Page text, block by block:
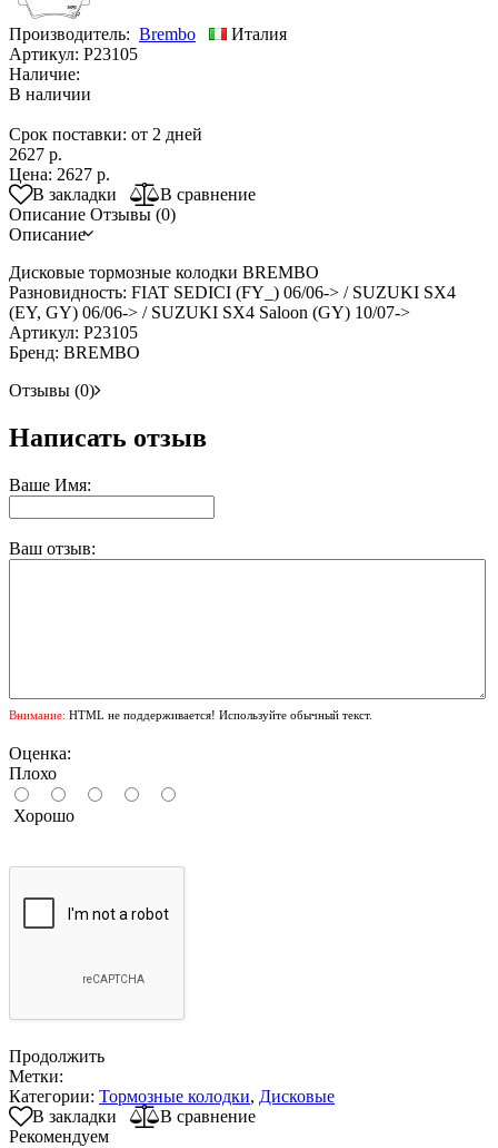
Производитель: Brembo
Италия
Артикул: P23105
Наличие:
В наличии
Срок поставки: от 2 дней
2627 р.
Цена: 2627 р.
В закладки
В сравнение
Описание Отзывы (0)
Описание
Дисковые тормозные колодки BREMBO
Разновидность: FIAT SEDICI (FY_) 06/06-> / SUZUKI SX4
(EY, GY) 06/06-> / SUZUKI SX4 Saloon (GY) 10/07->
Артикул: P23105
Бренд: BREMBO
Отзывы (0)
Написать отзыв
Ваше Имя:
Ваш отзыв:
Внимание: HTML не поддерживается! Используйте обычный текст.
Оценка:
Плохо
Хорошо
Продолжить
Метки:
Категории: Тормозные колодки, Дисковые
В закладки
В сравнение
Рекомендуем